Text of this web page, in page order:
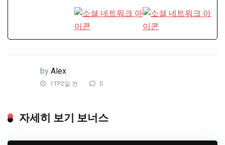
by Alex
1TP2일 전 0
자세히 보기 보너스